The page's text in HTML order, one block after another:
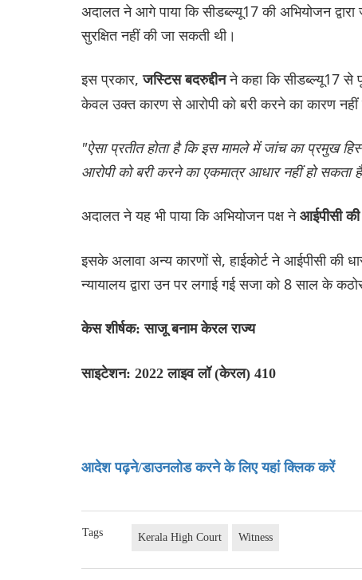
अदालत ने आगे पाया कि सीडब्ल्यू17 की अभियोजन
सुरक्षित नहीं की जा सकती थी।
इस प्रकार,जस्टिस बदरुद्दीनने कहा कि सीडब्ल्यू17 से
केवल उक्त कारण से आरोपी को बरी करने का कारण नहीं
"ऐसा प्रतीत होता है कि इस मामले में जांच का प्रमुख
आरोपी को बरी करने का एकमात्र आधार नहीं हो सकता
अदालत ने यह भी पाया कि अभियोजन पक्ष ने आईपीसी
इसके अलावा अन्य कारणों से, हाईकोर्ट ने आईपीसी की
न्यायालय द्वारा उन पर लगाई गई सजा को 8 साल के
केस शीर्षक: साजू बनाम केरल राज्य
साइटेशन: 2022 लाइव लॉ (केरल) 410
आदेश पढ़ने/डाउनलोड करने के लिए यहां क्लिक करें
Tags Kerala High Court Witness